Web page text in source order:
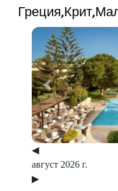
Previous
◀
август 2026 г.
▶